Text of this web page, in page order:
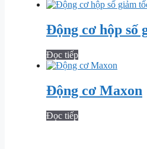
Động cơ hộp số
Đọc tiếp
Động cơ Maxon
Đọc tiếp